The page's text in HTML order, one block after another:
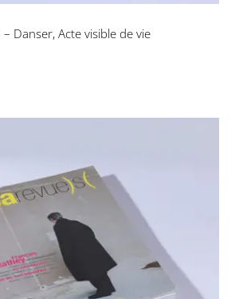
Danser, Acte visible de vie
revue n°1 – Espace d’art